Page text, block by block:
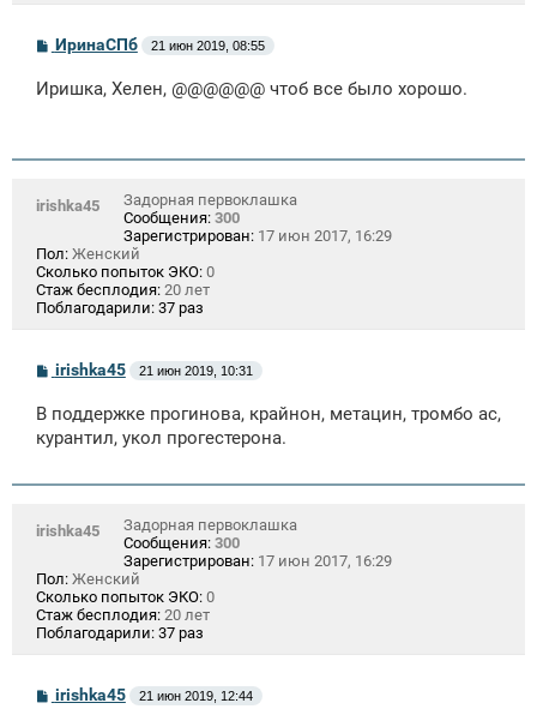
С
б
и
ИринаСПб 21 июн 2019, 08:55
Иришка, Хелен, @@@@@@ чтоб все было хорошо.
irishka45
Задорная первоклашка
Сообщения: 300
Зарегистрирован: 17 июн 2017, 16:29
Пол: Женский
Сколько попыток ЭКО: 0
Стаж бесплодия: 20 лет
Поблагодарили: 37 раз
С
б
щ
е
и
irishka45 21 июн 2019, 10:31
В поддержке прогинова, крайнон, метацин, тромбо ас,
курантил, укол прогестерона.
irishka45
Задорная первоклашка
Сообщения: 300
Зарегистрирован: 17 июн 2017, 16:29
Пол: Женский
Сколько попыток ЭКО: 0
Стаж бесплодия: 20 лет
Поблагодарили: 37 раз
Сirishka45 21 июн 2019, 12:44